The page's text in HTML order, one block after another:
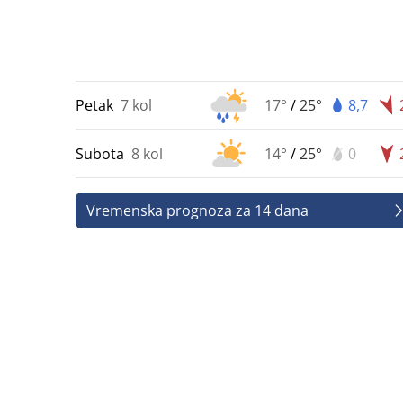
Petak 7 kol 17° /25° 8,7
Subota 8 kol 14° /25° 0
Vremenska prognoza za 14 dana